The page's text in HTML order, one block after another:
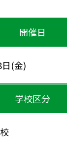
開催日
(金)
学校区分